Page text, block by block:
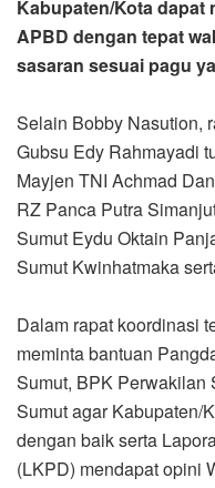
Kabupaten/Kota dapat
APBD dengan tepat
sasaran sesuai pagu
Selain Bobby Nasution,
Gubsu Edy Rahmayadi
Mayjen TNI Achmad
RZ Panca Putra
Sumut Eydu Oktain
Sumut Kwinhatmaka
Dalam rapat koordinasi
meminta bantuan
Sumut, BPK Perwakilan
Sumut agar Kabupaten/
dengan baik serta
(LKPD) mendapat opini